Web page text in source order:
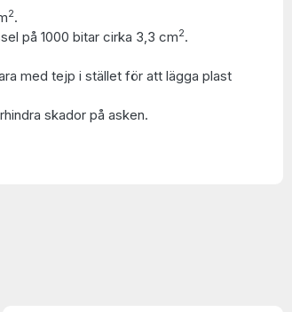
2.
på 1000 bitar cirka 3,3 cm2.
med tejp i stället för att lägga plast
skador på asken.